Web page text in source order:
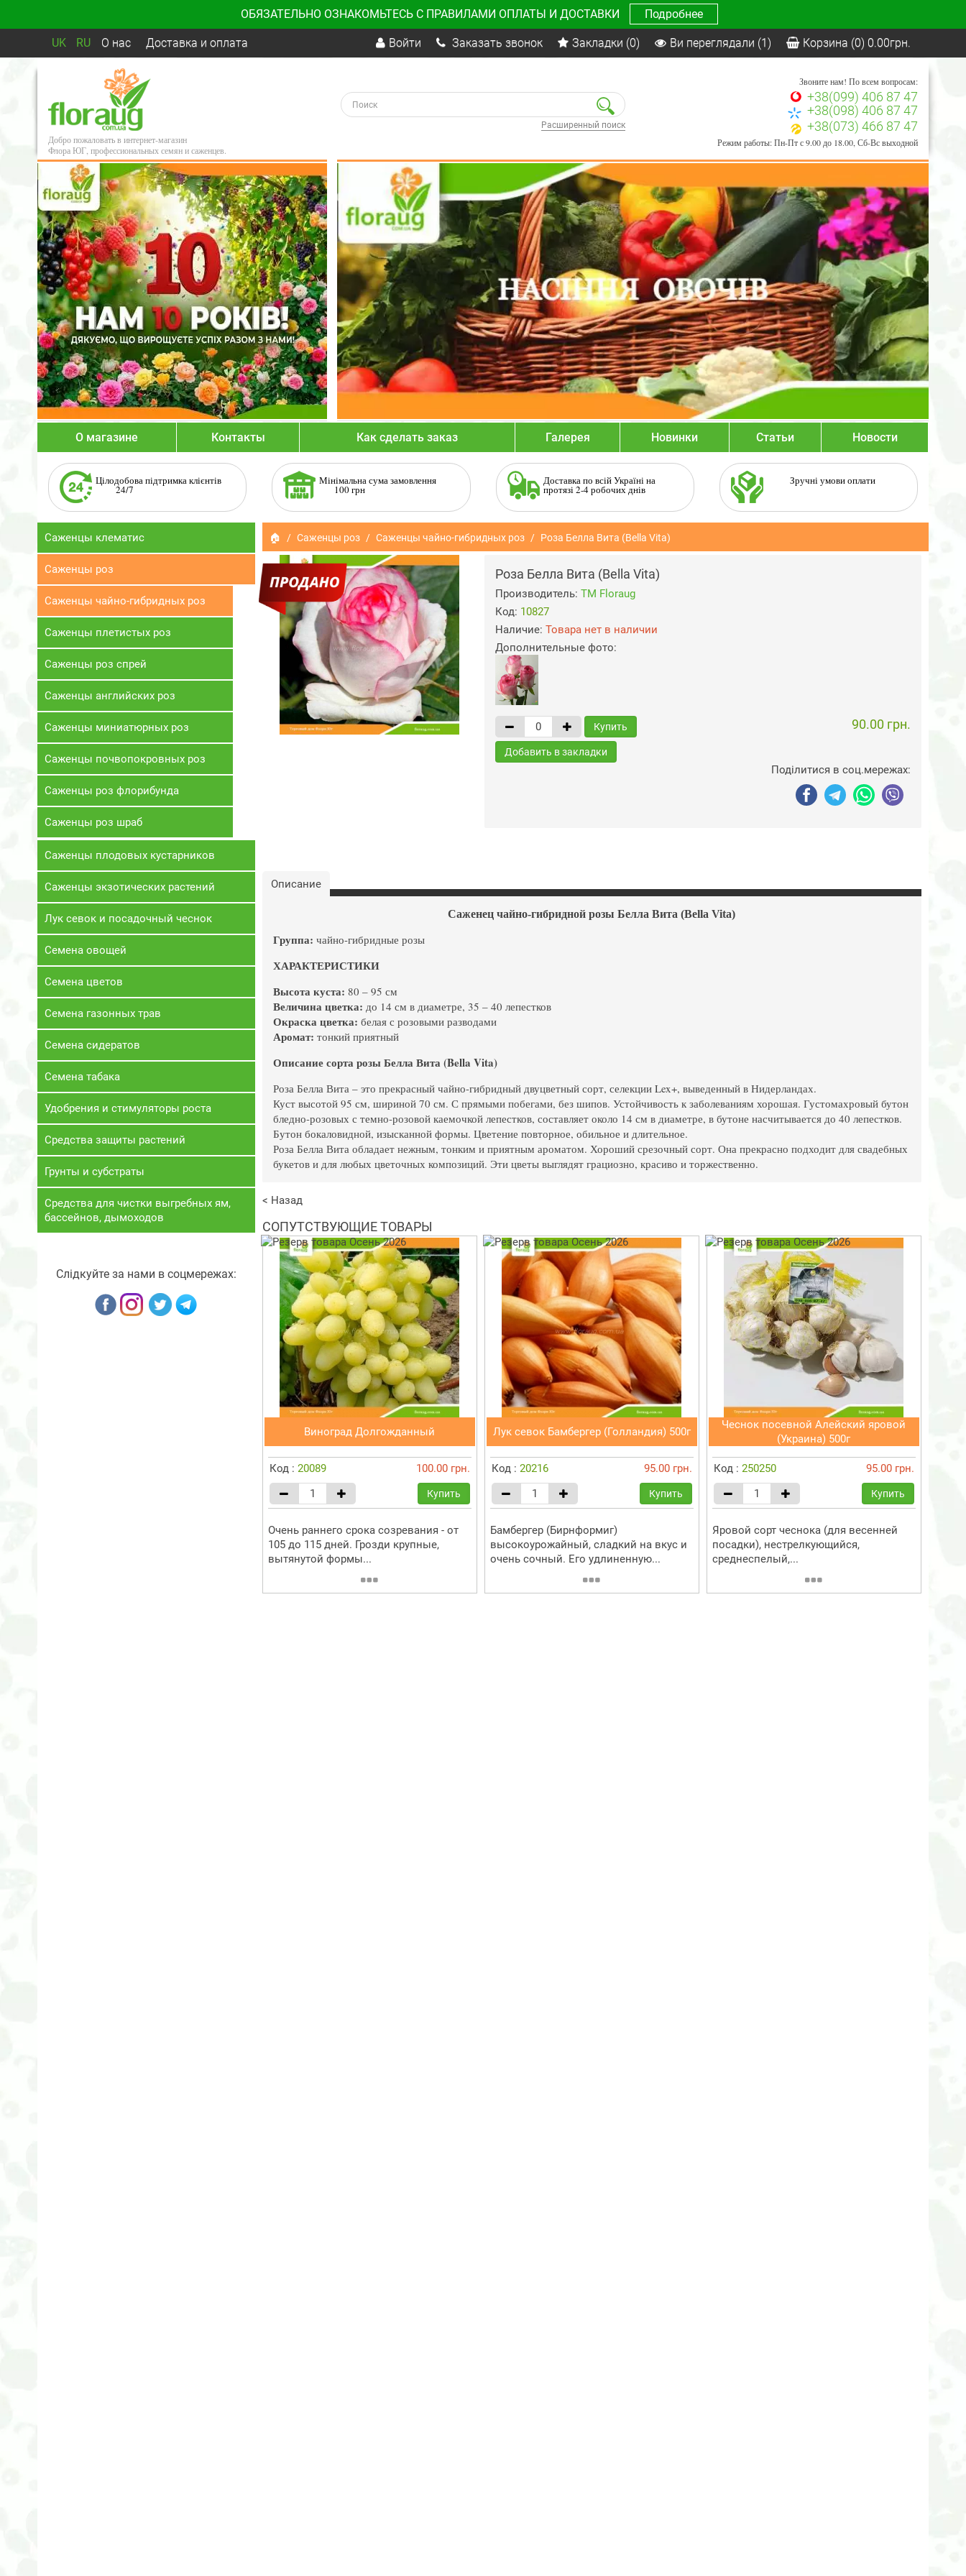
ОБЯЗАТЕЛЬНО ОЗНАКОМЬТЕСЬ С ПРАВИЛАМИ ОПЛАТЫ И ДОСТАВКИ Подробнее
UK RU О нас Доставка и оплата Войти Заказать звонок Закладки (0) Ви переглядали (1) Корзина (0) 0.00грн.
Добро пожаловать в интернет-магазин
Флора ЮГ, профессиональных семян и саженцев.
Расширенный поиск
Звоните нам! По всем вопросам:
+38(099) 406 87 47
+38(098) 406 87 47
+38(073) 466 87 47
Режим работы: Пн-Пт с 9.00 до 18.00, Сб-Вс выходной
О магазине Контакты Как сделать заказ Галерея Новинки Статьи Новости
Цілодобова підтримка клієнтів
24/7
Мінімальна сума замовлення
100 грн
Доставка по всій Україні на
протязі 2-4 робочих днів
Зручні умови оплати
Саженцы клематис
Саженцы роз
Саженцы чайно-гибридных роз
Саженцы плетистых роз
Саженцы роз спрей
Саженцы английских роз
Саженцы миниатюрных роз
Саженцы почвопокровных роз
Саженцы роз флорибунда
Саженцы роз шраб
Саженцы плодовых кустарников
Саженцы экзотических растений
Лук севок и посадочный чеснок
Семена овощей
Семена цветов
Семена газонных трав
Семена сидератов
Семена табака
Удобрения и стимуляторы роста
Средства защиты растений
Грунты и субстраты
Средства для чистки выгребных ям,
бассейнов, дымоходов
Слідкуйте за нами в соцмережах:
🏠 Саженцы роз Саженцы чайно-гибридных роз Роза Белла Вита (Bella Vita)
Роза Белла Вита (Bella Vita)
Производитель: ТМ Floraug
Код: 10827
Наличие: Товара нет в наличии
Дополнительные фото:
Купить 90.00 грн.
Добавить в закладки
Поділитися в соц.мережах:
Описание
Саженец чайно-гибридной розы Белла Вита (Bella Vita)
Группа: чайно-гибридные розы
ХАРАКТЕРИСТИКИ
Высота куста: 80 – 95 см
Величина цветка: до 14 см в диаметре, 35 – 40 лепестков
Окраска цветка: белая с розовыми разводами
Аромат: тонкий приятный
Описание сорта розы Белла Вита (Bella Vita)
Роза Белла Вита – это прекрасный чайно-гибридный двуцветный сорт, селекции Lex+, выведенный в Нидерландах.
Куст высотой 95 см, шириной 70 см. С прямыми побегами, без шипов. Устойчивость к заболеваниям хорошая. Густомахровый бутон
бледно-розовых с темно-розовой каемочкой лепестков, составляет около 14 см в диаметре, в бутоне насчитывается до 40 лепестков.
Бутон бокаловидной, изысканной формы. Цветение повторное, обильное и длительное.
Роза Белла Вита обладает нежным, тонким и приятным ароматом. Хороший срезочный сорт. Она прекрасно подходит для свадебных
букетов и для любых цветочных композиций. Эти цветы выглядят грациозно, красиво и торжественно.
< Назад
СОПУТСТВУЮЩИЕ ТОВАРЫ
Виноград Долгожданный
Код : 20089 100.00 грн.
Купить
Очень раннего срока созревания - от
105 до 115 дней. Грозди крупные,
вытянутой формы...
Лук севок Бамбергер (Голландия) 500г
Код : 20216 95.00 грн.
Купить
Бамбергер (Бирнформиг)
высокоурожайный, сладкий на вкус и
очень сочный. Его удлиненную...
Чеснок посевной Алейский яровой
(Украина) 500г
Код : 250250 95.00 грн.
Купить
Яровой сорт чеснока (для весенней
посадки), нестрелкующийся,
среднеспелый,...